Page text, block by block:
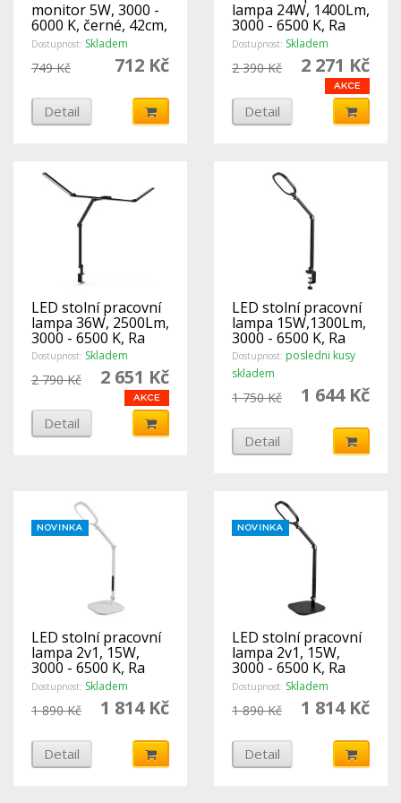
monitor 5W, 3000 -
6000 K, černé, 42cm,
USB, stmívatelné
Dostupnost: Skladem
712 Kč
749 Kč
Detail
lampa 24W, 1400Lm,
3000 - 6500 K, Ra
>92, stmívatelná,
černá, šroub
Dostupnost: Skladem
2 271 Kč
2 390 Kč
Detail
LED stolní pracovní
lampa 36W, 2500Lm,
3000 - 6500 K, Ra
>92, stmívatelná,
černá, šroub
Dostupnost: Skladem
2 651 Kč
2 790 Kč
Detail
LED stolní pracovní
lampa 15W,1300Lm,
3000 - 6500 K, Ra
>96, stmívatelná,
černá, šroub
Dostupnost: posledni kusy
skladem
1 644 Kč
1 750 Kč
Detail
LED stolní pracovní
lampa 2v1, 15W,
3000 - 6500 K, Ra
>96, stmívatelná,
bílá,
šroub/podstavec
Dostupnost: Skladem
1 814 Kč
1 890 Kč
Detail
LED stolní pracovní
lampa 2v1, 15W,
3000 - 6500 K, Ra
>96, stmívatelná,
černá,
šroub/podstavec
Dostupnost: Skladem
1 814 Kč
1 890 Kč
Detail